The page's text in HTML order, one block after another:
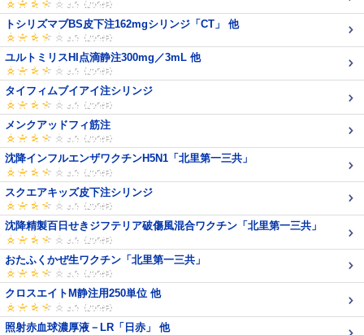
トシリズマブBS皮下注162mgシリンジ「CT」 他
ユルトミリスHI点滴静注300mg／3mL 他
タイフィムブイアイ注シリンジ
メンクアッドフィ筋注
沈降インフルエンザワクチンH5N1「北里第一三共」
スクエアキッズ皮下注シリンジ
沈降精製百日せきジフテリア破傷風混合ワクチン「北里第一三共」
おたふくかぜ生ワクチン「北里第一三共」
クロスエイトM静注用250単位 他
照射赤血球濃厚液－LR「日赤」 他